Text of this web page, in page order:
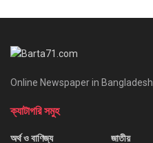
Online Newspaper in Bangladesh
ক্যাটাগরি সমুহ
অর্থ ও বাণিজ্য
জাতীয়